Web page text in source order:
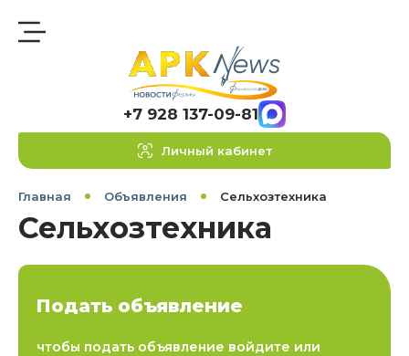
+7 928 137-09-81
Личный кабинет
Главная Объявления Сельхозтехника
Сельхозтехника
Подать объявление
чтобы подать объявление войдите или